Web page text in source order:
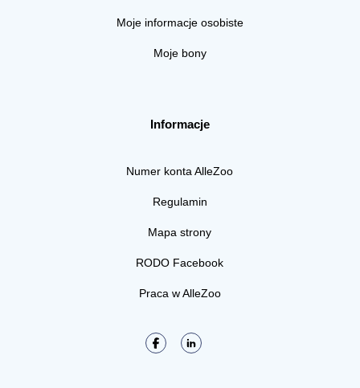
Moje informacje osobiste
Moje bony
Informacje
Numer konta AlleZoo
Regulamin
Mapa strony
RODO Facebook
Praca w AlleZoo